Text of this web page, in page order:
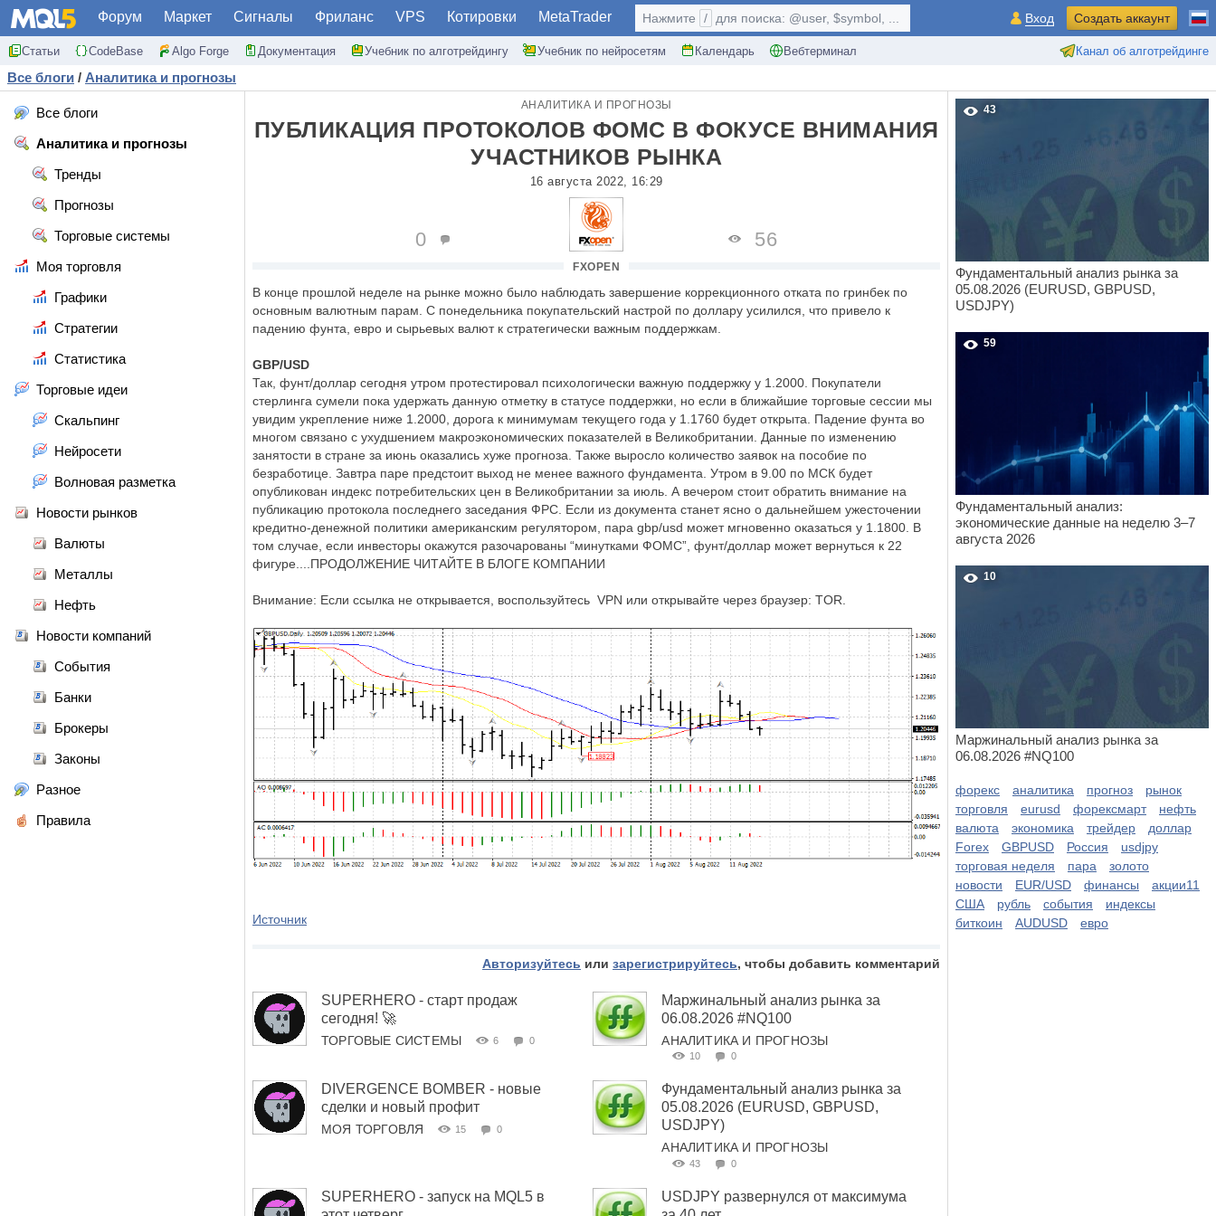
Форум Маркет Сигналы Фриланс VPS Котировки MetaTrader
Статьи CodeBase Algo Forge Документация Учебник по алготрейдингу Учебник по нейросетям Календарь Вебтерминал Канал об алготрейдинге
Нажмите / для поиска: @user, $symbol, ... Вход Создать аккаунт
Все блоги / Аналитика и прогнозы
Все блоги
Аналитика и прогнозы
Тренды
Прогнозы
Торговые системы
Моя торговля
Графики
Стратегии
Статистика
Торговые идеи
Скальпинг
Нейросети
Волновая разметка
Новости рынков
Валюты
Металлы
Нефть
Новости компаний
События
Банки
Брокеры
Законы
Разное
Правила
АНАЛИТИКА И ПРОГНОЗЫ
ПУБЛИКАЦИЯ ПРОТОКОЛОВ ФОМС В ФОКУСЕ ВНИМАНИЯ
УЧАСТНИКОВ РЫНКА
16 августа 2022, 16:29
FXOPEN
0 56
В конце прошлой неделе на рынке можно было наблюдать завершение коррекционного отката по гринбек по
основным валютным парам. С понедельника покупательский настрой по доллару усилился, что привело к
падению фунта, евро и сырьевых валют к стратегически важным поддержкам.
GBP/USD
Так, фунт/доллар сегодня утром протестировал психологически важную поддержку у 1.2000. Покупатели
стерлинга сумели пока удержать данную отметку в статусе поддержки, но если в ближайшие торговые сессии мы
увидим укрепление ниже 1.2000, дорога к минимумам текущего года у 1.1760 будет открыта. Падение фунта во
многом связано с ухудшением макроэкономических показателей в Великобритании. Данные по изменению
занятости в стране за июнь оказались хуже прогноза. Также выросло количество заявок на пособие по
безработице. Завтра паре предстоит выход не менее важного фундамента. Утром в 9.00 по МСК будет
опубликован индекс потребительских цен в Великобритании за июль. А вечером стоит обратить внимание на
публикацию протокола последнего заседания ФРС. Если из документа станет ясно о дальнейшем ужесточении
кредитно-денежной политики американским регулятором, пара gbp/usd может мгновенно оказаться у 1.1800. В
том случае, если инвесторы окажутся разочарованы “минутками ФОМС”, фунт/доллар может вернуться к 22
фигуре....ПРОДОЛЖЕНИЕ ЧИТАЙТЕ В БЛОГЕ КОМПАНИИ
Внимание: Если ссылка не открывается, воспользуйтесь VPN или открывайте через браузер: TOR.
Источник
Авторизуйтесь или зарегистрируйтесь, чтобы добавить комментарий
SUPERHERO - старт продаж
сегодня! 🚀
ТОРГОВЫЕ СИСТЕМЫ 6 0
Маржинальный анализ рынка за
06.08.2026 #NQ100
АНАЛИТИКА И ПРОГНОЗЫ
10 0
DIVERGENCE BOMBER - новые
сделки и новый профит
МОЯ ТОРГОВЛЯ 15 0
Фундаментальный анализ рынка за
05.08.2026 (EURUSD, GBPUSD,
USDJPY)
АНАЛИТИКА И ПРОГНОЗЫ
43 0
SUPERHERO - запуск на MQL5 в
USDJPY развернулся от максимума
43
Фундаментальный анализ рынка за
05.08.2026 (EURUSD, GBPUSD,
USDJPY)
59
Фундаментальный анализ:
экономические данные на неделю 3–7
августа 2026
10
Маржинальный анализ рынка за
06.08.2026 #NQ100
форекс аналитика прогноз
рынок
торговля
eurusd форексмарт
нефть
валюта
экономика трейдер
доллар
Forex
GBPUSD Россия
usdjpy
торговая неделя
пара
золото
новости
EUR/USD финансы
акции11
США
рубль события
индексы
биткоин
AUDUSD евро